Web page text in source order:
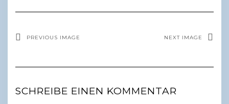
PREVIOUS IMAGE NEXT IMAGE
SCHREIBE EINEN KOMMENTAR